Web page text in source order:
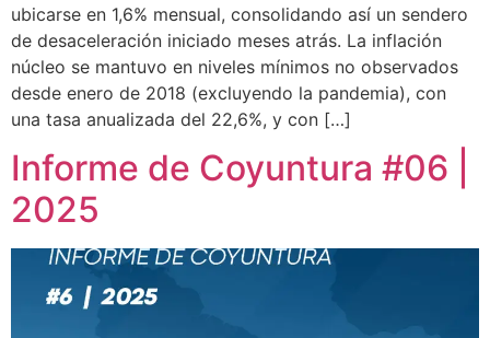
ubicarse en 1,6% mensual, consolidando así un sendero
de desaceleración iniciado meses atrás. La inflación
núcleo se mantuvo en niveles mínimos no observados
desde enero de 2018 (excluyendo la pandemia), con
una tasa anualizada del 22,6%, y con […]
Informe de Coyuntura #06 |
2025